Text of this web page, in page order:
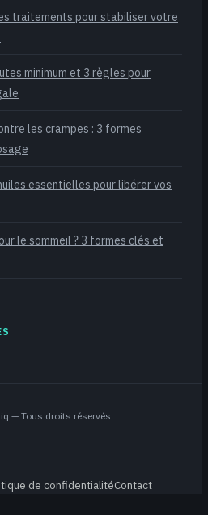
traitements pour stabiliser votre
minimum et 3 règles pour
les crampes : 3 formes
essentielles pour libérer vos
le sommeil ? 3 formes clés et
— Tous droits réservés.
de confidentialitéContact